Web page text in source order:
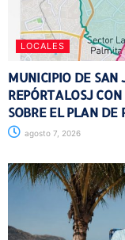
LOCALES
MUNICIPIO DE SAN
REPÓRTALOSJ
SOBRE EL PLAN
agosto 7, 2026